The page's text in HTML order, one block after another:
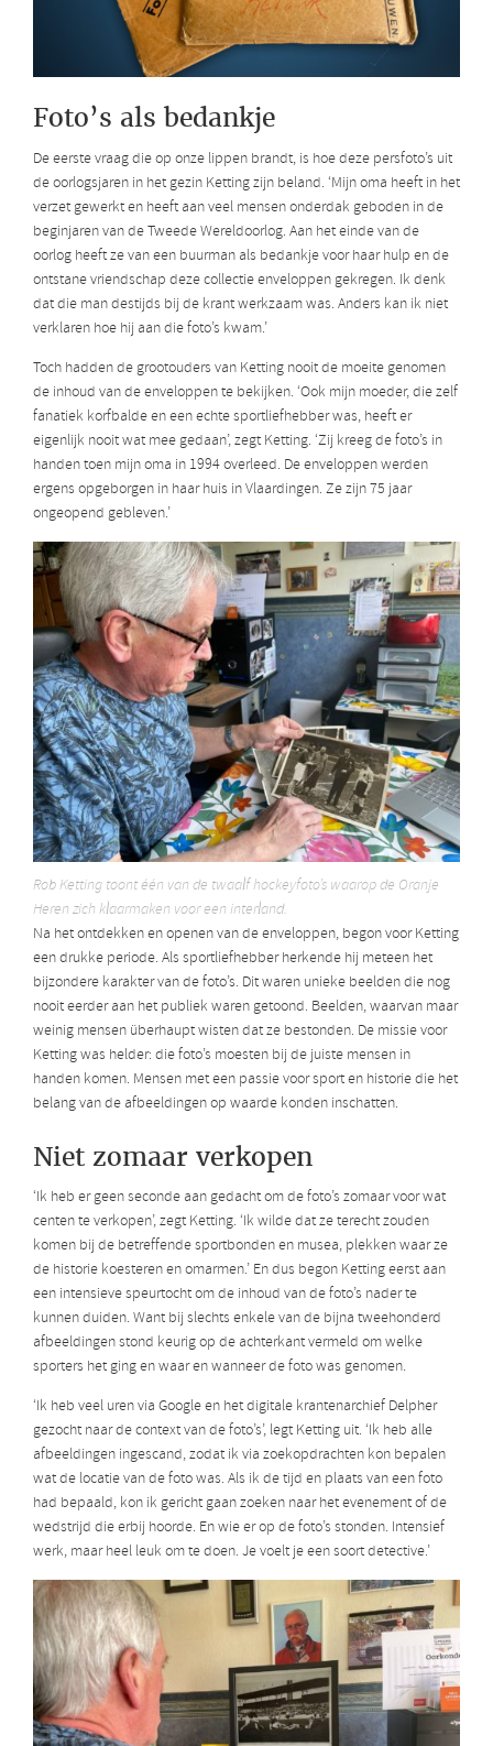
Foto’s als bedankje
De eerste vraag die op onze lippen brandt, is hoe deze persfoto’s uit
de oorlogsjaren in het gezin Ketting zijn beland. ‘Mijn oma heeft in het
verzet gewerkt en heeft aan veel mensen onderdak geboden in de
beginjaren van de Tweede Wereldoorlog. Aan het einde van de
oorlog heeft ze van een buurman als bedankje voor haar hulp en de
ontstane vriendschap deze collectie enveloppen gekregen. Ik denk
dat die man destijds bij de krant werkzaam was. Anders kan ik niet
verklaren hoe hij aan die foto’s kwam.’
Toch hadden de grootouders van Ketting nooit de moeite genomen
de inhoud van de enveloppen te bekijken. ‘Ook mijn moeder, die zelf
fanatiek korfbalde en een echte sportliefhebber was, heeft er
eigenlijk nooit wat mee gedaan’, zegt Ketting. ‘Zij kreeg de foto’s in
handen toen mijn oma in 1994 overleed. De enveloppen werden
ergens opgeborgen in haar huis in Vlaardingen. Ze zijn 75 jaar
ongeopend gebleven.’
Rob Ketting toont één van de twaalf hockeyfoto’s waarop de Oranje
Heren zich klaarmaken voor een interland.
Na het ontdekken en openen van de enveloppen, begon voor Ketting
een drukke periode. Als sportliefhebber herkende hij meteen het
bijzondere karakter van de foto’s. Dit waren unieke beelden die nog
nooit eerder aan het publiek waren getoond. Beelden, waarvan maar
weinig mensen überhaupt wisten dat ze bestonden. De missie voor
Ketting was helder: die foto’s moesten bij de juiste mensen in
handen komen. Mensen met een passie voor sport en historie die het
belang van de afbeeldingen op waarde konden inschatten.
Niet zomaar verkopen
‘Ik heb er geen seconde aan gedacht om de foto’s zomaar voor wat
centen te verkopen’, zegt Ketting. ‘Ik wilde dat ze terecht zouden
komen bij de betreffende sportbonden en musea, plekken waar ze
de historie koesteren en omarmen.’ En dus begon Ketting eerst aan
een intensieve speurtocht om de inhoud van de foto’s nader te
kunnen duiden. Want bij slechts enkele van de bijna tweehonderd
afbeeldingen stond keurig op de achterkant vermeld om welke
sporters het ging en waar en wanneer de foto was genomen.
‘Ik heb veel uren via Google en het digitale krantenarchief Delpher
gezocht naar de context van de foto’s’, legt Ketting uit. ‘Ik heb alle
afbeeldingen ingescand, zodat ik via zoekopdrachten kon bepalen
wat de locatie van de foto was. Als ik de tijd en plaats van een foto
had bepaald, kon ik gericht gaan zoeken naar het evenement of de
wedstrijd die erbij hoorde. En wie er op de foto’s stonden. Intensief
werk, maar heel leuk om te doen. Je voelt je een soort detective.’